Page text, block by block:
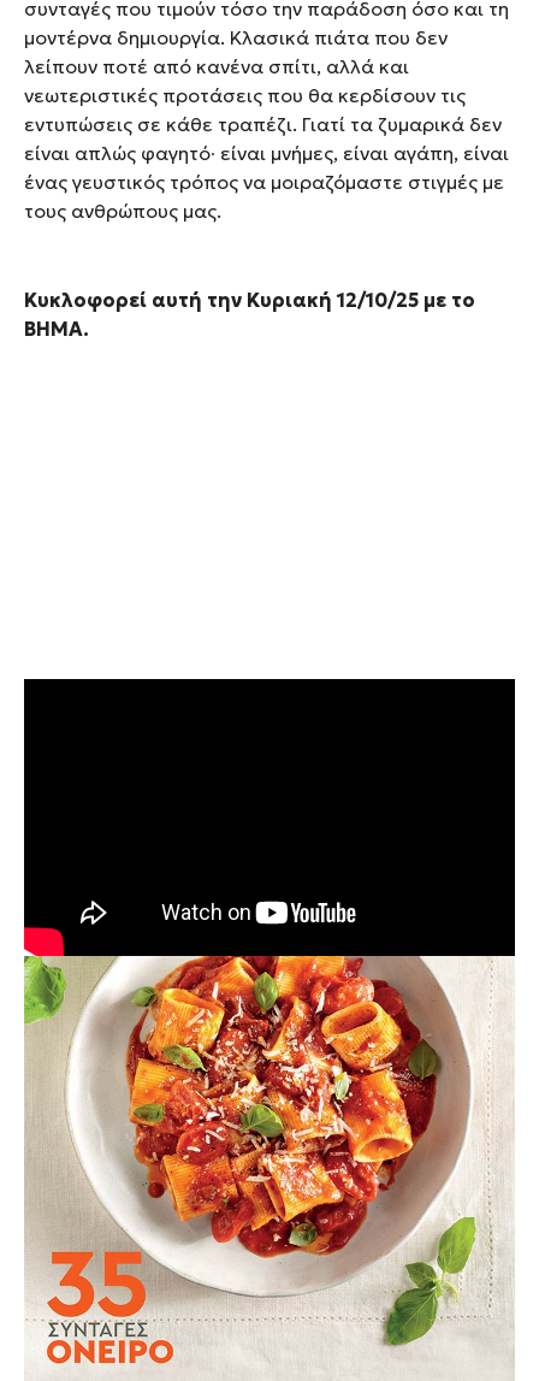
συνταγές που τιμούν τόσο την παράδοση όσο και τη
μοντέρνα δημιουργία. Κλασικά πιάτα που δεν
λείπουν ποτέ από κανένα σπίτι, αλλά και
νεωτεριστικές προτάσεις που θα κερδίσουν τις
εντυπώσεις σε κάθε τραπέζι. Γιατί τα ζυμαρικά δεν
είναι απλώς φαγητό∙ είναι μνήμες, είναι αγάπη, είναι
ένας γευστικός τρόπος να μοιραζόμαστε στιγμές με
τους ανθρώπους μας.
Κυκλοφορεί αυτή την Κυριακή 12/10/25 με το
ΒΗΜΑ.